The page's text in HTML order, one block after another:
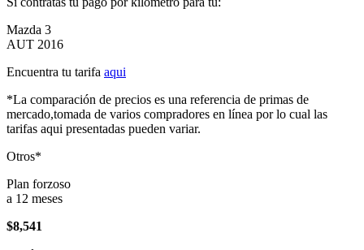
Mazda 3
AUT 2016
Encuentra tu tarifa aqui
*La comparación de precios es una referencia de primas de
mercado,tomada de varios compradores en línea por lo cual las
tarifas aqui presentadas pueden variar.
Otros*
Plan forzoso
a 12 meses
$8,541